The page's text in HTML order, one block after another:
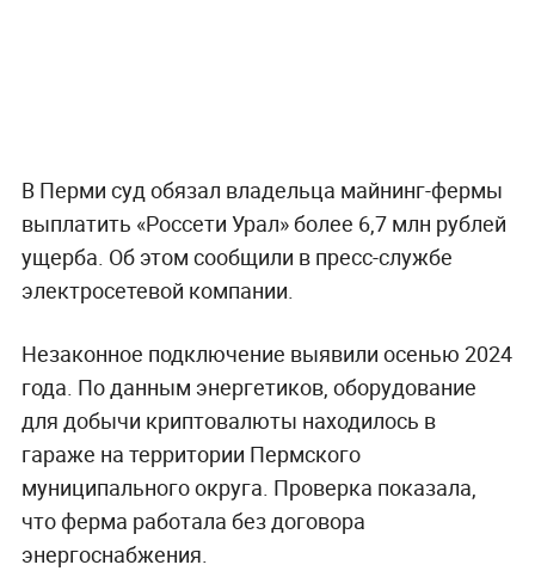
В Перми суд обязал владельца майнинг-фермы
выплатить «Россети Урал» более 6,7 млн рублей
ущерба. Об этом сообщили в пресс-службе
электросетевой компании.
Незаконное подключение выявили осенью 2024
года. По данным энергетиков, оборудование
для добычи криптовалюты находилось в
гараже на территории Пермского
муниципального округа. Проверка показала,
что ферма работала без договора
энергоснабжения.